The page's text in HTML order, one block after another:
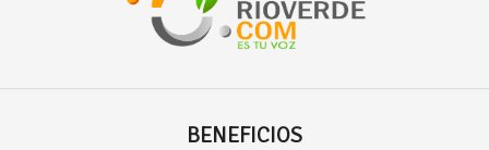
BENEFICIOS